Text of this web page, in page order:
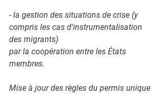
- la gestion des situations de crise (y
compris les cas d'instrumentalisation
des migrants)
par la coopération entre les États
membres.
Mise à jour des règles du permis unique